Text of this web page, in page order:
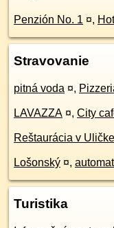
Penzión No. 1 ¤,
Stravovanie
pitná voda ¤,
LAVAZZA ¤, City
Reštaurácia v Uličke
Lošonský ¤,
Turistika